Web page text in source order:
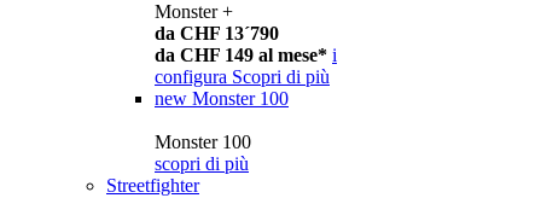
Monster +
da CHF 13´790
da CHF 149 al mese* i
configura Scopri di più
new Monster 100
Monster 100
scopri di più
Streetfighter